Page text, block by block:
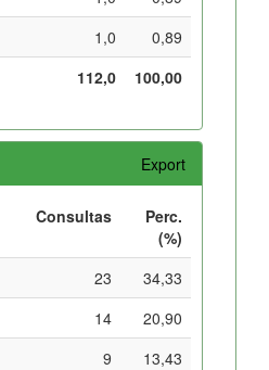
1,0
0,89
112,0
100,00
Export
Consultas
Perc.
(%)
23
34,33
14
20,90
9
13,43